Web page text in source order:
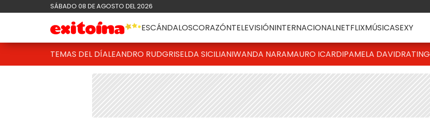
SÁBADO 08 DE AGOSTO DEL 2026
ESCÁNDALOSCORAZÓNTELEVISIÓNINTERNACIONALNETFLIXMÚSICASEXY
TEMAS DEL DÍALEANDRO RUDGRISELDA SICILIANIWANDA NARAMAURO ICARDIPAMELA DAVIDRATING